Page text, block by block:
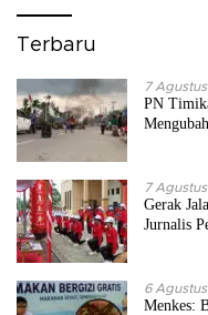
Terbaru
7
PN
7
Gerak
Jurnalis
6
Menkes: